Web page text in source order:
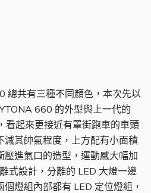
總共有三種不同顏色，本次先以
660 的外型與上一代的
看起來更接近有罩街跑車的車頭
減其帥氣程度，上方配有小面積
壓進氣口的造型，運動感大幅加
式設計，分離的 LED 大燈一邊
燈組內部都有 LED 定位燈組，